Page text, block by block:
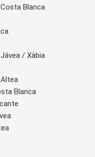
Blanca
/ Xàbia
Blanca